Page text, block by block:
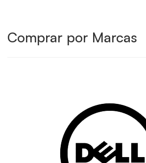
Comprar por Marcas